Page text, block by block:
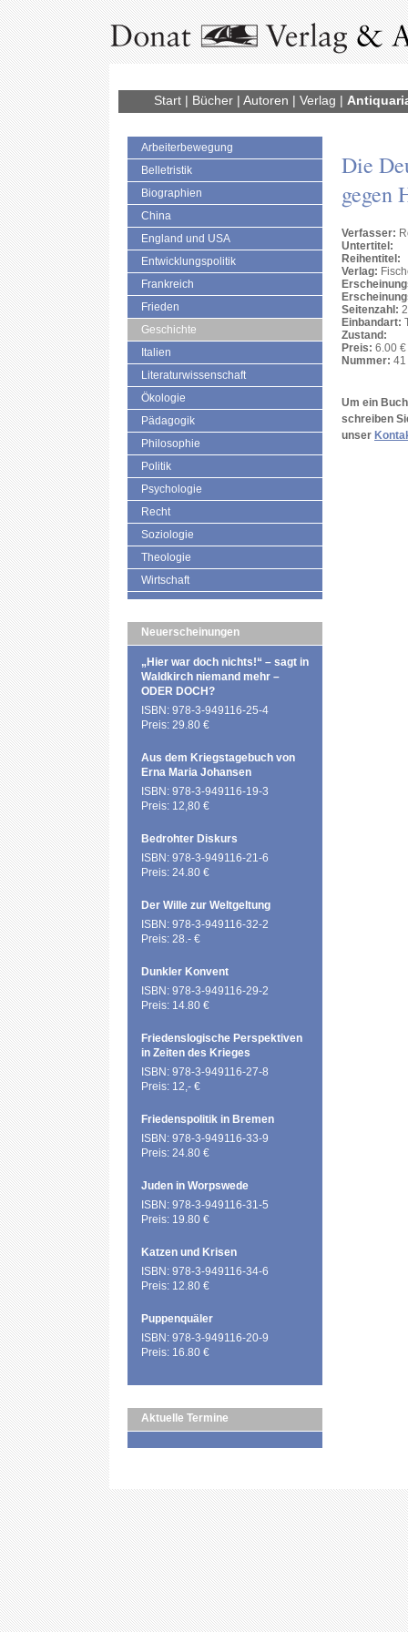
Start | Bücher | Autoren | Verlag |
Arbeiterbewegung
Belletristik
Biographien
China
England und USA
Entwicklungspolitik
Frankreich
Frieden
Geschichte
Italien
Literaturwissenschaft
Ökologie
Pädagogik
Philosophie
Politik
Psychologie
Recht
Soziologie
Theologie
Wirtschaft
Neuerscheinungen
„Hier war doch nichts!“ – sagt in
Waldkirch niemand mehr –
ODER DOCH?
ISBN: 978-3-949116-25-4
Preis: 29.80 €
Aus dem Kriegstagebuch von
Erna Maria Johansen
ISBN: 978-3-949116-19-3
Preis: 12,80 €
Bedrohter Diskurs
ISBN: 978-3-949116-21-6
Preis: 24.80 €
Der Wille zur Weltgeltung
ISBN: 978-3-949116-32-2
Preis: 28.- €
Dunkler Konvent
ISBN: 978-3-949116-29-2
Preis: 14.80 €
Friedenslogische Perspektiven
in Zeiten des Krieges
ISBN: 978-3-949116-27-8
Preis: 12,- €
Friedenspolitik in Bremen
ISBN: 978-3-949116-33-9
Preis: 24.80 €
Juden in Worpswede
ISBN: 978-3-949116-31-5
Preis: 19.80 €
Katzen und Krisen
ISBN: 978-3-949116-34-6
Preis: 12.80 €
Puppenquäler
ISBN: 978-3-949116-20-9
Preis: 16.80 €
Aktuelle Termine
Die
gegen
Verfasser:
Untertitel:
Reihentitel:
Verlag:
Seitenzahl:
Einbandart:
Zustand:
Preis: 6.00 €
Nummer: 41
Um ein
schreiben
unser